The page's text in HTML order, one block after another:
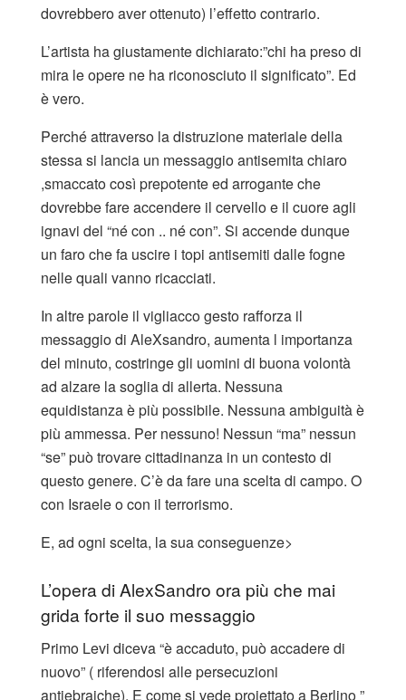
dovrebbero aver ottenuto) l’effetto contrario.
L’artista ha giustamente dichiarato:”chi ha preso di
mira le opere ne ha riconosciuto il significato”. Ed
è vero.
Perché attraverso la distruzione materiale della
stessa si lancia un messaggio antisemita chiaro
,smaccato così prepotente ed arrogante che
dovrebbe fare accendere il cervello e il cuore agli
ignavi del “né con .. né con”. Si accende dunque
un faro che fa uscire i topi antisemiti dalle fogne
nelle quali vanno ricacciati.
In altre parole il vigliacco gesto rafforza il
messaggio di AleXsandro, aumenta l importanza
del minuto, costringe gli uomini di buona volontà
ad alzare la soglia di allerta. Nessuna
equidistanza è più possibile. Nessuna ambiguità è
più ammessa. Per nessuno! Nessun “ma” nessun
“se” può trovare cittadinanza in un contesto di
questo genere. C’è da fare una scelta di campo. O
con Israele o con il terrorismo.
E, ad ogni scelta, la sua conseguenze>
L’opera di AlexSandro ora più che mai
grida forte il suo messaggio
Primo Levi diceva “è accaduto, può accadere di
nuovo” ( riferendosi alle persecuzioni
antiebraiche). E come si vede proiettato a Berlino ”